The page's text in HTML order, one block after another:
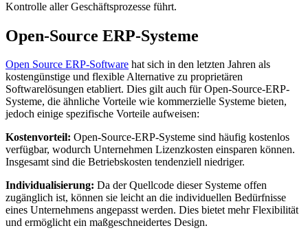
Kontrolle aller Geschäftsprozesse führt.
Open-Source ERP-Systeme
Open Source ERP-Software hat sich in den letzten Jahren als
kostengünstige und flexible Alternative zu proprietären
Softwarelösungen etabliert. Dies gilt auch für Open-Source-ERP-
Systeme, die ähnliche Vorteile wie kommerzielle Systeme bieten,
jedoch einige spezifische Vorteile aufweisen:
Kostenvorteil: Open-Source-ERP-Systeme sind häufig kostenlos
verfügbar, wodurch Unternehmen Lizenzkosten einsparen können.
Insgesamt sind die Betriebskosten tendenziell niedriger.
Individualisierung: Da der Quellcode dieser Systeme offen
zugänglich ist, können sie leicht an die individuellen Bedürfnisse
eines Unternehmens angepasst werden. Dies bietet mehr Flexibilität
und ermöglicht ein maßgeschneidertes Design.